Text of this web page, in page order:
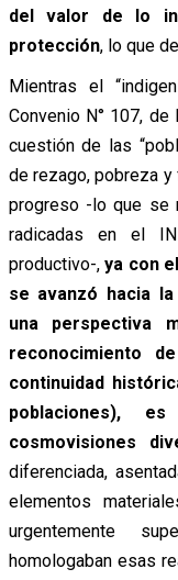
del valor de lo
protección, lo que
Mientras el
Convenio N° 107,
cuestión de las
de rezago, pobreza
progreso -lo que se
radicadas en el
productivo-,ya con
se avanzó hacia
una perspectiva
reconocimiento
continuidad
poblaciones),
cosmovisiones
diferenciada,
elementos
urgentemente
homologaban esas